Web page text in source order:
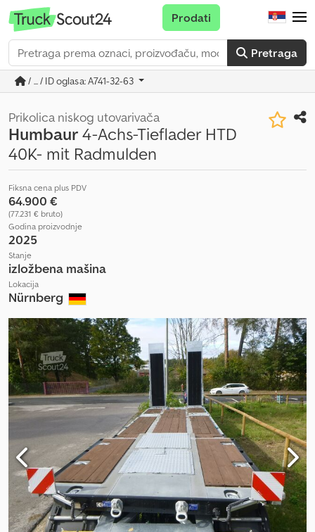
Pretraga
Prodati
/ ... / ID oglasa: A741-32-63
Prikolica niskog utovarivača
Humbaur4-Achs-Tieflader HTD
40K- mit Radmulden
Fiksna cena plus PDV
64.900 €
(77.231 € bruto)
Godina proizvodnje
2025
Stanje
izložbena mašina
Lokacija
Nürnberg